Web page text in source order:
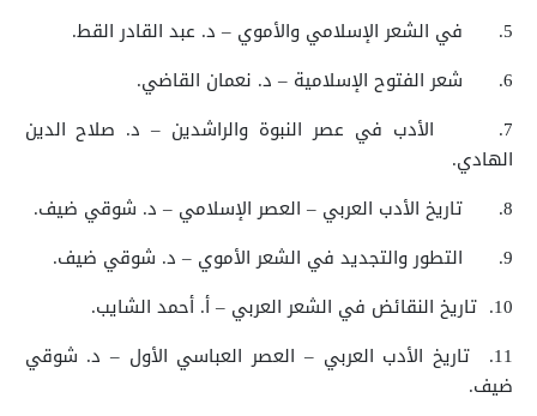
5.
في الشعر الإسلامي والأموي – د. عبد القادر القط.
6.
شعر الفتوح الإسلامية – د. نعمان القاضي.
7.
الأدب في عصر النبوة والراشدين – د. صلاح الدين
الهادي.
8.
تاريخ الأدب العربي – العصر الإسلامي – د. شوقي ضيف.
9.
التطور والتجديد في الشعر الأموي – د. شوقي ضيف.
10. تاريخ النقائض في الشعر العربي – أ. أحمد الشايب.
11.
تاريخ الأدب العربي – العصر العباسي الأول – د. شوقي
ضيف.